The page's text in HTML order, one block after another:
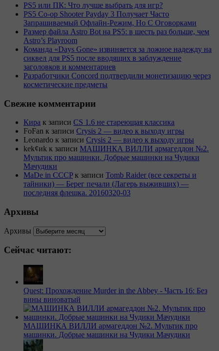
PS5 или ПК: Что лучше выбрать для игр?
PS5 Co-op Shooter Payday 3 Получает Часто
Запрашиваемый Офлайн-Режим, Но С Оговорками
Размер файла Astro Bot на PS5: в шесть раз больше, чем
Astro’s Playroom
Команда «Days Gone» извиняется за ложное надежду на
сиквел для PS5 после вводящих в заблуждение
заголовков и комментариев
Разработчики Concord подтвердили монетизацию через
косметические предметы
Свежие комментарии
Кира к записи CS 1.6 не стареющая классика
FoFan к записи Crysis 2 — видео к выходу игры
Leonardo к записи Crysis 2 — видео к выходу игры
kek¢иk к записи МАШИНКА ВИЛЛИ армагеддон №2.
Мультик про машинки. Добрые машинки на Чудики
Мачудики
MaDe in CCCP к записи Tomb Raider (все секреты и
тайники) — Берег печали (Лагерь выживших) —
последняя флешка. 20160320-03
Архивы
Архивы
Сейчас читают:
Quest: Прохождение Murder in the Abbey - Часть 16: Без
вины виноватый
МАШИНКА ВИЛЛИ армагеддон №2. Мультик про
машинки. Добрые машинки на Чудики Мачудики